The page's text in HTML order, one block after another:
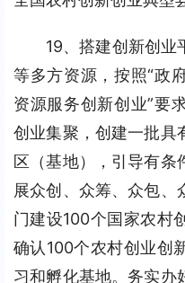
19、搭建创新创业
等多方资源，按照“政
资源服务创新创业”要
创业集聚，创建一批具
区（基地），引导有条
展众创、众筹、众包、
门建设100个国家农村
确认100个农村创业创
习和孵化基地。务实办